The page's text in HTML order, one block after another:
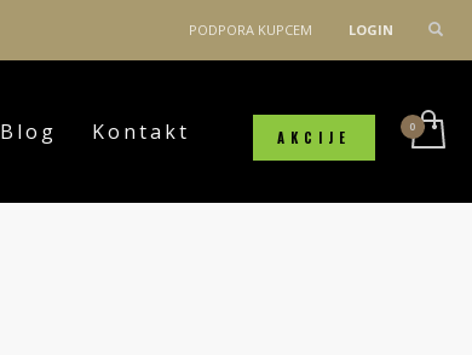
PODPORA KUPCEM LOGIN
Blog Kontakt AKCIJE